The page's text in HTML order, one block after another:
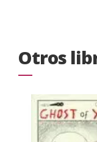
Otros